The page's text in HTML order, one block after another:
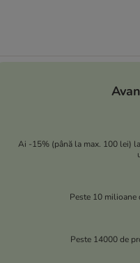
Ai -15% (până la max. 100 lei)
Peste 10 milioane
Peste 14000 de